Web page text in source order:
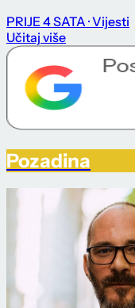
PRIJE 4 SATA · Vijesti
Učitaj više
Pozadina